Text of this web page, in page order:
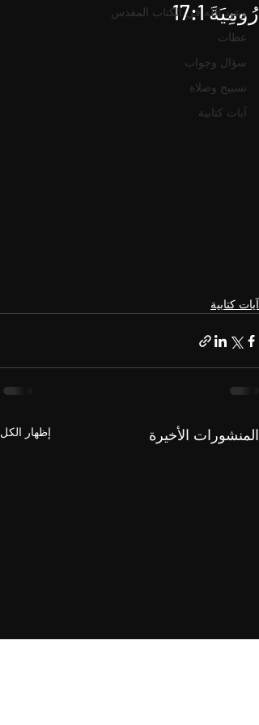
وعود الله في الكتاب المقدس
عظات
سؤال وجواب
تسبيح وصلاة
آيات كتابية
رُومِيَةَ‬ ‭17:1
آيات كتابية
المنشورات الأخيرة إظهار الكل